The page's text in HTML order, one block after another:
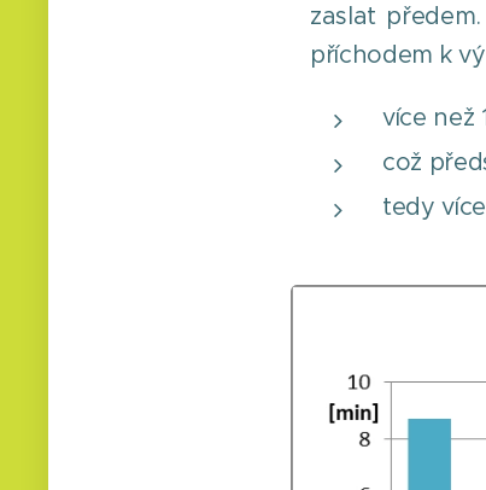
zaslat
příchodem k
více než
což
tedy